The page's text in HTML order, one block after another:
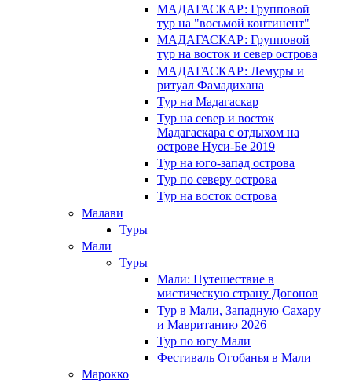
МАДАГАСКАР: Групповой
тур на "восьмой континент"
МАДАГАСКАР: Групповой
тур на восток и север острова
МАДАГАСКАР: Лемуры и
ритуал Фамадихана
Тур на Мадагаскар
Тур на север и восток
Мадагаскара с отдыхом на
острове Нуси-Бе 2019
Тур на юго-запад острова
Тур по северу острова
Тур на восток острова
Малави
Туры
Мали
Туры
Мали: Путешествие в
мистическую страну Догонов
Тур в Мали, Западную Сахару
и Мавританию 2026
Тур по югу Мали
Фестиваль Огобанья в Мали
Марокко